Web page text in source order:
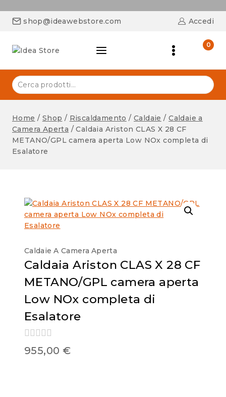
shop@ideawebstore.com Accedi
0
Home / Shop / Riscaldamento / Caldaie / Caldaie a
Camera Aperta / Caldaia Ariston CLAS X 28 CF
METANO/GPL camera aperta Low NOx completa di
Esalatore
Caldaie A Camera Aperta
Caldaia Ariston CLAS X 28 CF
METANO/GPL camera aperta
Low NOx completa di
Esalatore
0
out
955,00 €